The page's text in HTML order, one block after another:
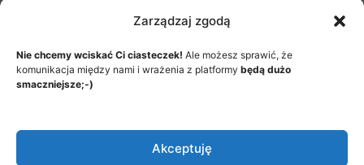
Zarządzaj zgodą
Nie chcemy wciskać Ci ciasteczek! Ale możesz sprawić, że
komunikacja między nami i wrażenia z platformy będą dużo
smaczniejsze;-)
Akceptuję
JAK TO DZIAŁA?
POLITYKA PRYWATNOŚCI
© 2026 - Akademia Big Data, Stworzone przez: Riotech Data
Factory sp. z o.o.